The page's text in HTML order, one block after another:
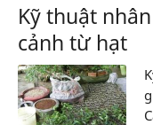
Kỹ thuật
cảnh từ hạt